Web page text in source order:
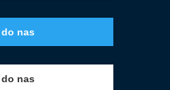
do nas
do nas